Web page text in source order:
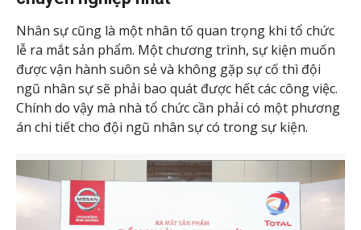
Nhân sự cũng là một nhân tố quan trọng khi tổ chức
lễ ra mắt sản phẩm. Một chương trình, sự kiện muốn
được vận hành suôn sẻ và không gặp sự cố thì đội
ngũ nhân sự sẽ phải bao quát được hết các công việc.
Chính do vậy mà nhà tổ chức cần phải có một phương
án chi tiết cho đội ngũ nhân sự có trong sự kiện.